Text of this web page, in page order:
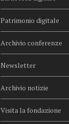
Patrimonio digitale
Archivio conferenze
Newsletter
Archivio notizie
Visita la fondazione